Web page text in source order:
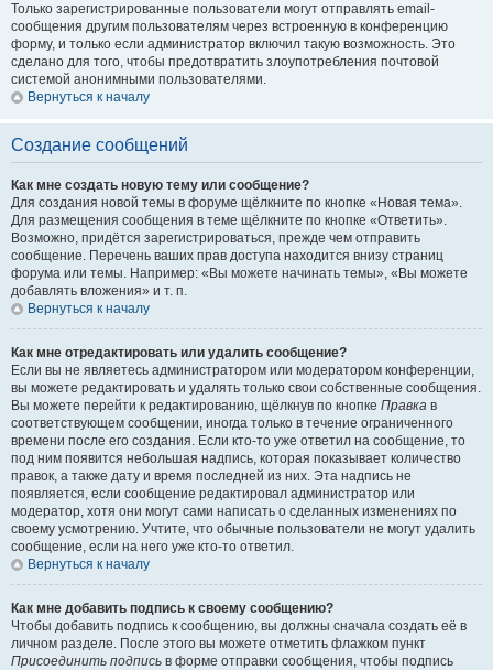
Только зарегистрированные пользователи могут отправлять email-
сообщения другим пользователям через встроенную в конференцию
форму, и только если администратор включил такую возможность. Это
сделано для того, чтобы предотвратить злоупотребления почтовой
системой анонимными пользователями.
Вернуться к началу
Создание сообщений
Как мне создать новую тему или сообщение?
Для создания новой темы в форуме щёлкните по кнопке «Новая тема».
Для размещения сообщения в теме щёлкните по кнопке «Ответить».
Возможно, придётся зарегистрироваться, прежде чем отправить
сообщение. Перечень ваших прав доступа находится внизу страниц
форума или темы. Например: «Вы можете начинать темы», «Вы можете
добавлять вложения» и т. п.
Вернуться к началу
Как мне отредактировать или удалить сообщение?
Если вы не являетесь администратором или модератором конференции,
вы можете редактировать и удалять только свои собственные сообщения.
Вы можете перейти к редактированию, щёлкнув по кнопке Правка в
соответствующем сообщении, иногда только в течение ограниченного
времени после его создания. Если кто-то уже ответил на сообщение, то
под ним появится небольшая надпись, которая показывает количество
правок, а также дату и время последней из них. Эта надпись не
появляется, если сообщение редактировал администратор или
модератор, хотя они могут сами написать о сделанных изменениях по
своему усмотрению. Учтите, что обычные пользователи не могут удалить
сообщение, если на него уже кто-то ответил.
Вернуться к началу
Как мне добавить подпись к своему сообщению?
Чтобы добавить подпись к сообщению, вы должны сначала создать её в
личном разделе. После этого вы можете отметить флажком пункт
Присоединить подпись в форме отправки сообщения, чтобы подпись